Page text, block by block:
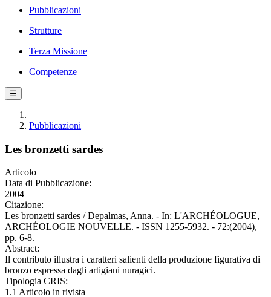
Pubblicazioni
Strutture
Terza Missione
Competenze
☰
Pubblicazioni
Les bronzetti sardes
Articolo
Data di Pubblicazione:
2004
Citazione:
Les bronzetti sardes / Depalmas, Anna. - In: L'ARCHÉOLOGUE,
ARCHÉOLOGIE NOUVELLE. - ISSN 1255-5932. - 72:(2004),
pp. 6-8.
Abstract:
Il contributo illustra i caratteri salienti della produzione figurativa di
bronzo espressa dagli artigiani nuragici.
Tipologia CRIS:
1.1 Articolo in rivista